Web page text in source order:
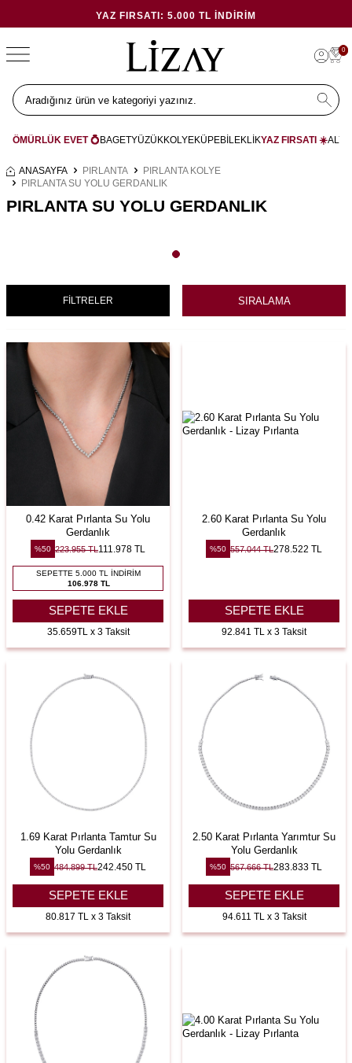
YAZ FIRSATI: 5.000 TL İNDIRIM
0
ÖMÜRLÜK EVET 💍 BAGETYÜZÜKKOLYEKÜPEBİLEKLİKYAZ FIRSATI ☀️
ANASAYFA PIRLANTA
PIRLANTA KOLYE
PIRLANTA SU YOLU GERDANLIK
PIRLANTA SU YOLU GERDANLIK
FİLTRELER SIRALAMA
0.42 Karat Pırlanta Su Yolu
Gerdanlık
%50 223.955TL111.978 TL
SEPETTE 5.000 TL İNDIRIM
106.978 TL
SEPETE EKLE
35.659TL x 3 Taksit
2.60 Karat Pırlanta Su Yolu
Gerdanlık
%50 557.044TL278.522 TL
SEPETE EKLE
92.841 TL x 3 Taksit
1.69 Karat Pırlanta Tamtur Su
Yolu Gerdanlık
%50 484.899TL242.450 TL
SEPETE EKLE
80.817 TL x 3 Taksit
2.50 Karat Pırlanta Yarımtur Su
Yolu Gerdanlık
%50 567.666TL283.833 TL
SEPETE EKLE
94.611 TL x 3 Taksit